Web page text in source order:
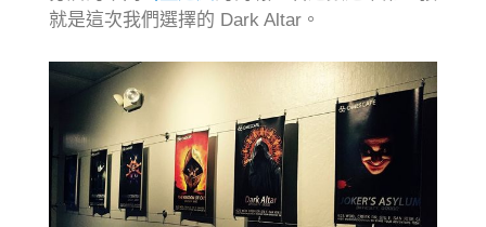
就是這次我們選擇的 Dark Altar。